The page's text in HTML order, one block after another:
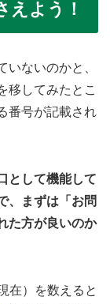
えよう！
ないのかと、
移してみたとこ
番号が記載され
として機能して
、まずは「お問
た方が良いのか
在）を数えると